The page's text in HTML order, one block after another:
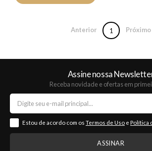
Anterior 1 Próximo
Assine nossa
Receba novidade e ofertas em
Estou de acordo com os Termos de Uso e Política